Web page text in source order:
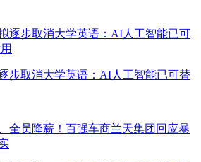
步取消大学英语：AI人工智能已可替